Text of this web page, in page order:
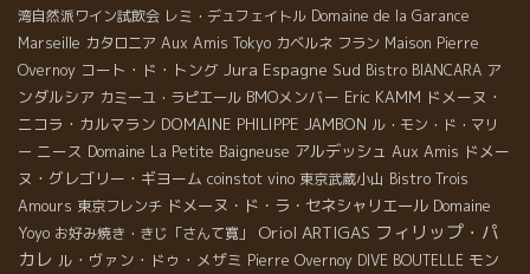
湾自然派ワイン試飲会 レミ・デュフェイトル Domaine de la Garance
Marseille カタロニア Aux Amis Tokyo カベルネ フラン Maison Pierre
Overnoy コート・ド・トング Jura Espagne Sud Bistro BIANCARA ア
ンダルシア カミーユ・ラピエール BMOメンバー Eric KAMM ドメーヌ・
ニコラ・カルマラン DOMAINE PHILIPPE JAMBON ル・モン・ド・マリ
ー ニース Domaine La Petite Baigneuse アルデッシュ Aux Amis ドメー
ヌ・グレゴリー・ギヨーム coinstot vino 東京武蔵小山 Bistro Trois
Amours 東京フレンチ ドメーヌ・ド・ラ・セネシャリエール Domaine
Yoyo お好み焼き・きじ「さんて寛」 Oriol ARTIGAS フィリップ・パ
カレ ル・ヴァン・ドゥ・メザミ Pierre Overnoy DIVE BOUTELLE モン